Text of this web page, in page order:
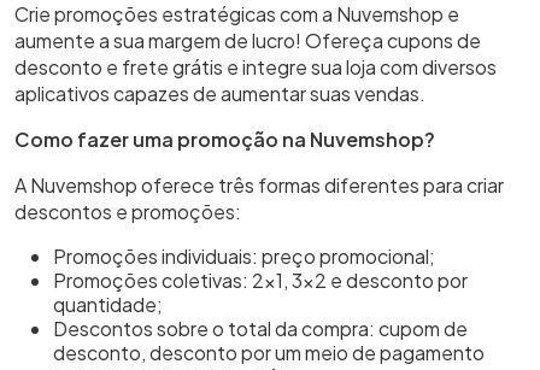
Crie promoções estratégicas com a Nuvemshop e
aumente a sua margem de lucro! Ofereça cupons de
desconto e frete grátis e integre sua loja com diversos
aplicativos capazes de aumentar suas vendas.
Como fazer uma promoção na Nuvemshop?
A Nuvemshop oferece três formas diferentes para criar
descontos e promoções:
Promoções individuais: preço promocional;
Promoções coletivas: 2x1, 3x2 e desconto por
quantidade;
Descontos sobre o total da compra: cupom de
desconto, desconto por um meio de pagamento